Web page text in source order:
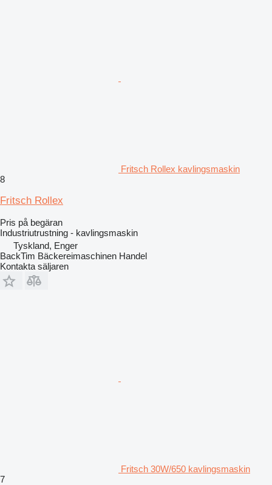
Fritsch Rollex kavlingsmaskin
8
Fritsch Rollex
Pris på begäran
Industriutrustning - kavlingsmaskin
Tyskland, Enger
BackTim Bäckereimaschinen Handel
Kontakta säljaren
Fritsch 30W/650 kavlingsmaskin
7